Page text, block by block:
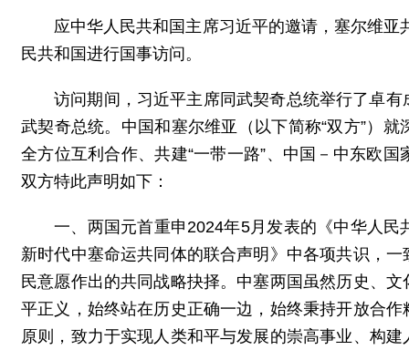
应中华人民共和国主席习近平的邀请，塞尔维
民共和国进行国事访问。
访问期间，习近平主席同武契奇总统举行了卓
武契奇总统。中国和塞尔维亚（以下简称“双方”）
全方位互利合作、共建“一带一路”、中国－中东欧
双方特此声明如下：
一、两国元首重申2024年5月发表的《中华人
新时代中塞命运共同体的联合声明》中各项共识，
民意愿作出的共同战略抉择。中塞两国虽然历史、
平正义，始终站在历史正确一边，始终秉持开放合
原则，致力于实现人类和平与发展的崇高事业、构